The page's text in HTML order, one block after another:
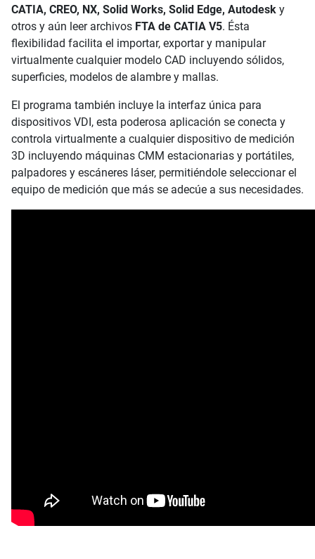
CATIA, CREO, NX, Solid Works, Solid Edge, Autodesk y
otros y aún leer archivos FTA de CATIA V5. Ésta
flexibilidad facilita el importar, exportar y manipular
virtualmente cualquier modelo CAD incluyendo sólidos,
superficies, modelos de alambre y mallas.
El programa también incluye la interfaz única para
dispositivos VDI, esta poderosa aplicación se conecta y
controla virtualmente a cualquier dispositivo de medición
3D incluyendo máquinas CMM estacionarias y portátiles,
palpadores y escáneres láser, permitiéndole seleccionar el
equipo de medición que más se adecúe a sus necesidades.